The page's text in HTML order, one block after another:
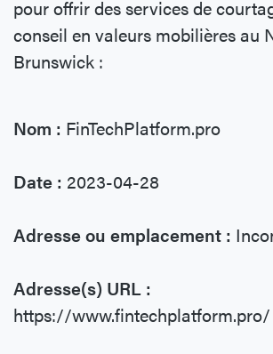
pour offrir des services de
conseil en valeurs mobilières au
Brunswick :
Nom : FinTechPlatform.pro
Date : 2023-04-28
Adresse ou emplacement :
Adresse(s) URL :
https://www.fintechplatform.pro/